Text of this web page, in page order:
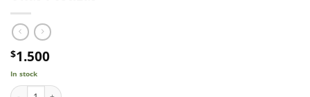
$1.500
In stock
Uñas Postizas quantity